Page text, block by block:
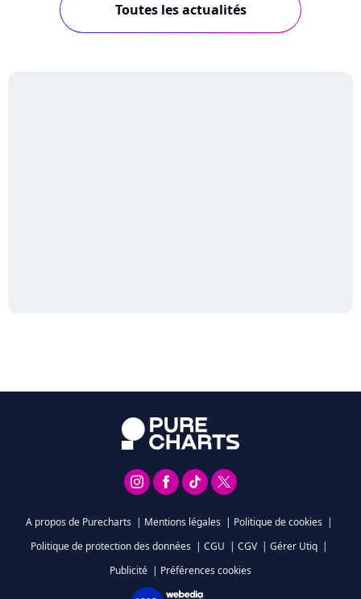
Toutes les actualités
A propos de Purecharts | Mentions légales | Politique de cookies |
Politique de protection des données | CGU | CGV | Gérer Utiq |
Publicité | Préférences cookies